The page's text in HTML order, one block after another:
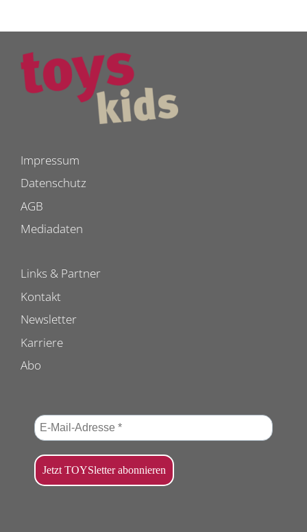
Impressum
Datenschutz
AGB
Mediadaten
Links & Partner
Kontakt
Newsletter
Karriere
Abo